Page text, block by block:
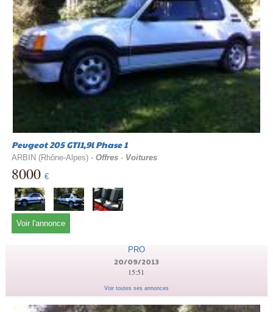
Peugeot 205 GTI1,9l Phase 1
ARBIN (Rhône-Alpes) - Offres- Voitures
8000 €
Voir l'annonce
PRO
20/09/2013
15:51
Voir toutes ses annonces